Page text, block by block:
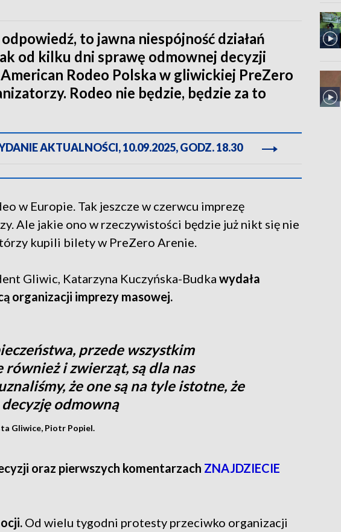
to jawna niespójność działań
od kilku dni sprawę odmownej decyzji
Rodeo Polska w gliwickiej PreZero
Rodeo nie będzie, będzie za to
AKTUALNOŚCI, 10.09.2025, GODZ. 18.30
w Europie. Tak jeszcze w czerwcu imprezę
Ale jakie ono w rzeczywistości będzie już nikt się nie
kupili bilety w PreZero Arenie.
Gliwic, Katarzyna Kuczyńska-Budka wydała
organizacji imprezy masowej.
przede wszystkim
również i zwierząt, są dla nas
że one są na tyle istotne, że
odmowną
Gliwice, Piotr Popiel.
oraz pierwszych komentarzach ZNAJDZIECIE
Od wielu tygodni protesty przeciwko organizacji